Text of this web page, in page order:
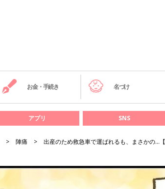
お金・手続き 名づけ
アプリ SNS
陣痛 出産のため救急車で運ばれるも、まさかの…